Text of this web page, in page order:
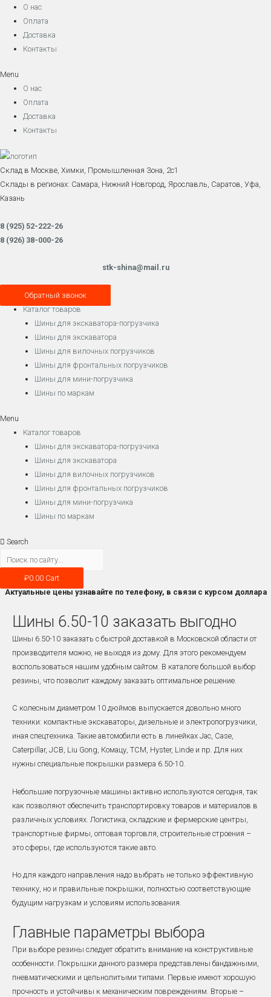
О нас
Оплата
Доставка
Контакты
Menu
О нас
Оплата
Доставка
Контакты
Склад в Москве, Химки, Промышленная Зона, 2с1
Склады в регионах: Самара, Нижний Новгород, Ярославль, Саратов, Уфа,
Казань
8 (925) 52-222-26
8 (926) 38-000-26
stk-shina@mail.ru
Обратный звонок
Каталог товаров
Шины для экскаватора-погрузчика
Шины для экскаватора
Шины для вилочных погрузчиков
Шины для фронтальных погрузчиков
Шины для мини-погрузчика
Шины по маркам
Menu
Каталог товаров
Шины для экскаватора-погрузчика
Шины для экскаватора
Шины для вилочных погрузчиков
Шины для фронтальных погрузчиков
Шины для мини-погрузчика
Шины по маркам
Search
₽0.00 Cart
Актуальные цены узнавайте по телефону, в связи с курсом доллара
Шины 6.50-10 заказать выгодно
Шины 6.50-10 заказать с быстрой доставкой в Московской области от
производителя можно, не выходя из дому. Для этого рекомендуем
воспользоваться нашим удобным сайтом. В каталоге большой выбор
резины, что позволит каждому заказать оптимальное решение.
С колесным диаметром 10 дюймов выпускается довольно много
техники: компактные экскаваторы, дизельные и электропогрузчики,
иная спецтехника. Такие автомобили есть в линейках Jac, Case,
Caterpillar, JCB, Liu Gong, Комацу, TCM, Hyster, Linde и пр. Для них
нужны специальные покрышки размера 6.50-10.
Небольшие погрузочные машины активно используются сегодня, так
как позволяют обеспечить транспортировку товаров и материалов в
различных условиях. Логистика, складские и фермерские центры,
транспортные фирмы, оптовая торговля, строительные строения –
это сферы, где используются такие авто.
Но для каждого направления надо выбрать не только эффективную
технику, но и правильные покрышки, полностью соответствующие
будущим нагрузкам и условиям использования.
Главные параметры выбора
При выборе резины следует обратить внимание на конструктивные
особенности. Покрышки данного размера представлены бандажными,
пневматическими и цельнолитыми типами. Первые имеют хорошую
прочность и устойчивы к механическим повреждениям. Вторые –